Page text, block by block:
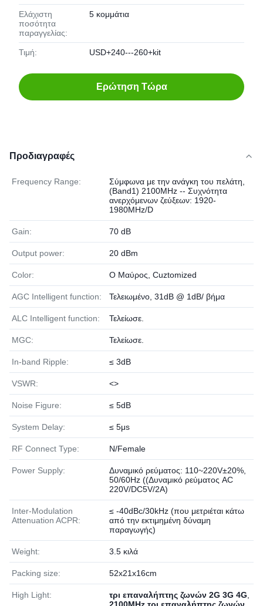
Ελάχιστη
ποσότητα
παραγγελίας:
5 κομμάτια
Τιμή: USD+240---260+kit
Ερώτηση Τώρα
Προδιαγραφές
Frequency Range:
Σύμφωνα με την ανάγκη του πελάτη,
(Band1) 2100MHz -- Συχνότητα
ανερχόμενων ζεύξεων: 1920-
1980MHz/D
Gain: 70 dB
Output power: 20 dBm
Color: Ο Μαύρος, Cuztomized
AGC Intelligent function: Τελειωμένο, 31dB @ 1dB/ βήμα
ALC Intelligent function: Τελείωσε.
MGC: Τελείωσε.
In-band Ripple: ≤ 3dB
VSWR: <>
Noise Figure: ≤ 5dB
System Delay: ≤ 5μs
RF Connect Type: N/Female
Power Supply:
Δυναμικό ρεύματος: 110~220V±20%,
50/60Hz ((Δυναμικό ρεύματος AC
220V/DC5V/2A)
Inter-Modulation
Attenuation ACPR:
≤ -40dBc/30kHz (που μετριέται κάτω
από την εκτιμημένη δύναμη
παραγωγής)
Weight: 3.5 κιλά
Packing size: 52x21x16cm
High Light: τρι επαναλήπτης ζωνών 2G 3G 4G